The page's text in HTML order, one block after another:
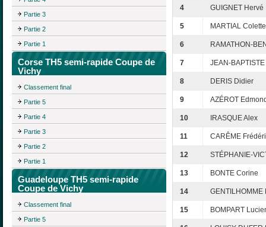
Partie 3
Partie 2
Partie 1
Corse TH5 semi-rapide Coupe de
Vichy
Classement final
Partie 5
Partie 4
Partie 3
Partie 2
Partie 1
Guadeloupe TH5 semi-rapide
Coupe de Vichy
Classement final
Partie 5
4 GUIGNET Hervé
5 MARTIAL Colette
6 RAMATHON-
7 JEAN-
8 DERIS Didier
9 AZÉROT
10 IRASQUE Alex
11 CARÊME
12 STÉPHANIE-
13 BONTE Corine
14 GENTILHOMME
15 BOMPART